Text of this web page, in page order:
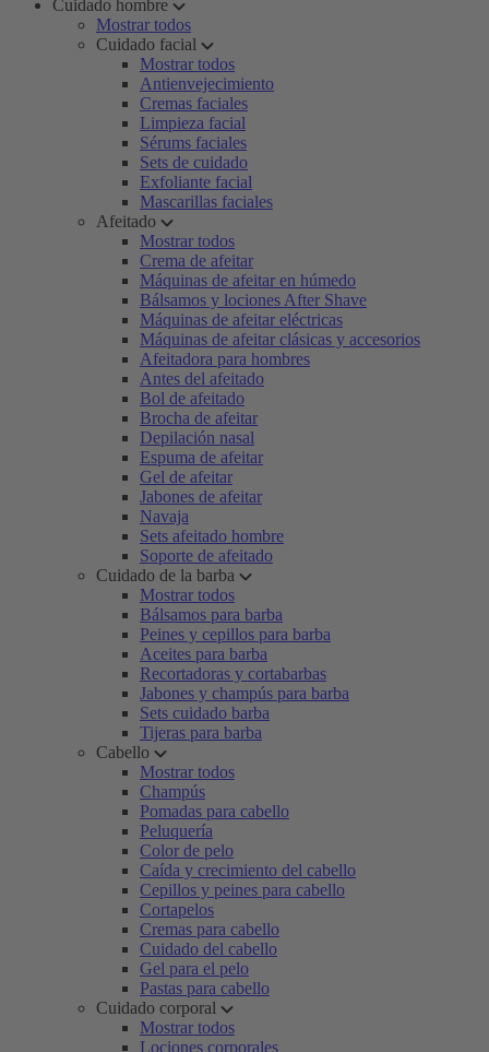
Cuidado hombre
Mostrar todos
Cuidado facial
Mostrar todos
Antienvejecimiento
Cremas faciales
Limpieza facial
Sérums faciales
Sets de cuidado
Exfoliante facial
Mascarillas faciales
Afeitado
Mostrar todos
Crema de afeitar
Máquinas de afeitar en húmedo
Bálsamos y lociones After Shave
Máquinas de afeitar eléctricas
Máquinas de afeitar clásicas y accesorios
Afeitadora para hombres
Antes del afeitado
Bol de afeitado
Brocha de afeitar
Depilación nasal
Espuma de afeitar
Gel de afeitar
Jabones de afeitar
Navaja
Sets afeitado hombre
Soporte de afeitado
Cuidado de la barba
Mostrar todos
Bálsamos para barba
Peines y cepillos para barba
Aceites para barba
Recortadoras y cortabarbas
Jabones y champús para barba
Sets cuidado barba
Tijeras para barba
Cabello
Mostrar todos
Champús
Pomadas para cabello
Peluquería
Color de pelo
Caída y crecimiento del cabello
Cepillos y peines para cabello
Cortapelos
Cremas para cabello
Cuidado del cabello
Gel para el pelo
Pastas para cabello
Cuidado corporal
Mostrar todos
Lociones corporales